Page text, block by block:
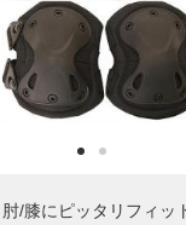
/膝にピッタリフィッ